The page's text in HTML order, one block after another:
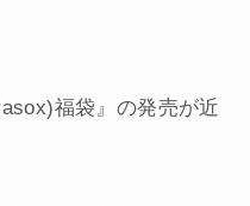
福袋』の発売が近